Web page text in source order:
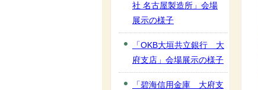
社 名古屋製造所」会場
展示の様子
「OKB大垣共立銀行 大
府支店」会場展示の様子
「碧海信用金庫 大府支